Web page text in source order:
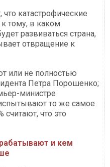
катастрофические
тому, в каком
развиваться страна,
отвращение к
или не полностью
Петра Порошенко;
министре
то же самое
считают, что это
и кем